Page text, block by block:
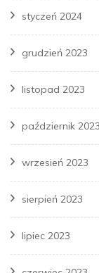
styczeń 2024
grudzień 2023
listopad 2023
październik 2023
wrzesień 2023
sierpień 2023
lipiec 2023